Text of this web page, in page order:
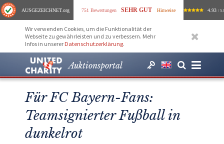
AUSGEZEICHNET.org 751 Bewertungen SEHR GUT Hinweise 4.93 /
Wir verwenden Cookies, um die Funktionalität der
Webseite zu gewährleisten und zu verbessern. Mehr
Infos in unserer Datenschutzerklärung.
Auktionsportal
Für FC Bayern-Fans:
Teamsignierter Fußball in
dunkelrot